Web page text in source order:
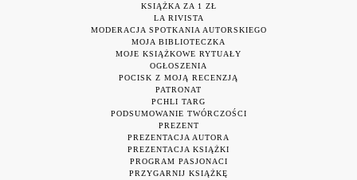
KSIĄŻKA ZA 1 ZŁ
LA RIVISTA
MODERACJA SPOTKANIA AUTORSKIEGO
MOJA BIBLIOTECZKA
MOJE KSIĄŻKOWE RYTUAŁY
OGŁOSZENIA
POCISK Z MOJĄ RECENZJĄ
PATRONAT
PCHLI TARG
PODSUMOWANIE TWÓRCZOŚCI
PREZENT
PREZENTACJA AUTORA
PREZENTACJA KSIĄŻKI
PROGRAM PASJONACI
PRZYGARNIJ KSIĄŻKĘ